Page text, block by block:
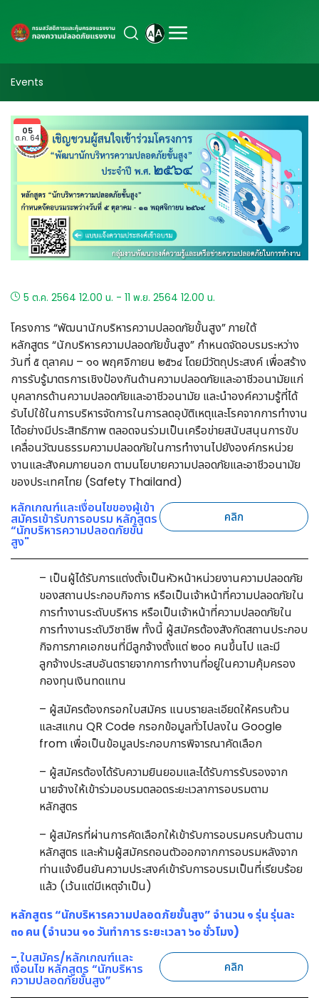
Events
05
ต.ค. 64
5 ต.ค. 2564 12.00 น. - 11 พ.ย. 2564 12.00 น.
โครงการ “พัฒนานักบริหารความปลอดภัยขั้นสูง”ภายใต้
หลักสูตร “นักบริหารความปลอดภัยขั้นสูง” กำหนดจัดอบรมระหว่าง
วันที่ ๕ ตุลาคม – ๑๑ พฤศจิกายน ๒๕๖๔ โดยมีวัตถุประสงค์ เพื่อสร้าง
การรับรู้มาตรการเชิงป้องกันด้านความปลอดภัยและอาชีวอนามัยแก่
บุคลากรด้านความปลอดภัยและอาชีวอนามัย และนำองค์ความรู้ที่ได้
รับไปใช้ในการบริหารจัดการในการลดอุบัติเหตุและโรคจากการทำงาน
ได้อย่างมีประสิทธิภาพ ตลอดจนร่วมเป็นเครือข่ายสนับสนุนการขับ
เคลื่อนวัฒนธรรมความปลอดภัยในการทำงานไปยังองค์กรหน่วย
งานและสังคมภายนอก ตามนโยบายความปลอดภัยและอาชีวอนามัย
ของประเทศไทย (Safety Thailand)
หลักเกณฑ์และเงื่อนไขของผู้เข้า
สมัครเข้ารับการอบรม หลักสูตร
“นักบริหารความปลอดภัยขั้น
สูง"
คลิก
– เป็นผู้ได้รับการแต่งตั้งเป็นหัวหน้าหน่วยงานความปลอดภัย
ของสถานประกอบกิจการ หรือเป็นเจ้าหน้าที่ความปลอดภัยใน
การทำงานระดับบริหาร หรือเป็นเจ้าหน้าที่ความปลอดภัยใน
การทำงานระดับวิชาชีพ ทั้งนี้ ผู้สมัครต้องสังกัดสถานประกอบ
กิจการภาคเอกชนที่มีลูกจ้างตั้งแต่ ๒๐๐ คนขึ้นไป และมี
ลูกจ้างประสบอันตรายจากการทำงานที่อยู่ในความคุ้มครอง
กองทุนเงินทดแทน
– ผู้สมัครต้องกรอกใบสมัคร แนบรายละเอียดให้ครบถ้วน
และสแกน QR Code กรอกข้อมูลทั่วไปลงใน Google
from เพื่อเป็นข้อมูลประกอบการพิจารณาคัดเลือก
– ผู้สมัครต้องได้รับความยินยอมและได้รับการรับรองจาก
นายจ้างให้เข้าร่วมอบรมตลอดระยะเวลาการอบรมตาม
หลักสูตร
– ผู้สมัครที่ผ่านการคัดเลือกให้เข้ารับการอบรมครบถ้วนตาม
หลักสูตร และห้ามผู้สมัครถอนตัวออกจากการอบรมหลังจาก
ท่านแจ้งยืนยันความประสงค์เข้ารับการอบรมเป็นที่เรียบร้อย
แล้ว (เว้นแต่มีเหตุจำเป็น)
หลักสูตร “นักบริหารความปลอดภัยขั้นสูง” จำนวน ๑ รุ่น รุ่นละ
๓๐ คน (จำนวน ๑๐ วันทำการ ระยะเวลา ๖๐ ชั่วโมง)
- ใบสมัคร/หลักเกณฑ์และ
เงื่อนไข หลักสูตร “นักบริหาร
ความปลอดภัยขั้นสูง”
คลิก